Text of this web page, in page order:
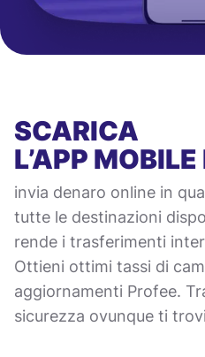
SCARICA
L’APP MOBILE
invia denaro online in
tutte le destinazioni
rende i trasferimenti
Ottieni ottimi tassi di
aggiornamenti Profee.
sicurezza ovunque ti